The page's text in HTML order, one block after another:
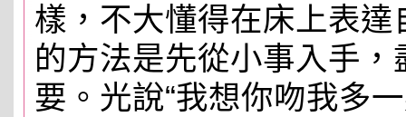
樣，不大懂得在床上表
的方法是先從小事入手
要。光說“我想你吻我多